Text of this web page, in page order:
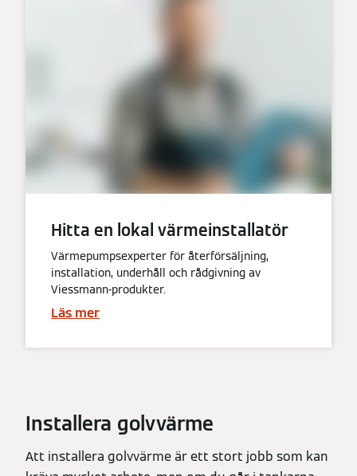
Hitta en lokal värmeinstallatör
Värmepumpsexperter för återförsäljning,
installation, underhåll och rådgivning av
Viessmann-produkter.
Läs mer
Installera golvvärme
Att installera golvvärme är ett stort jobb som kan